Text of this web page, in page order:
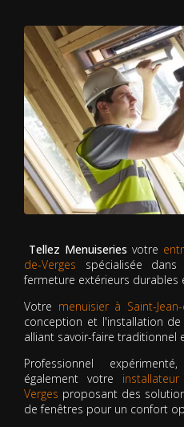
Tellez Menuiseries votre
de-Verges spécialisée
fermeture extérieurs durables
Votre menuisier à Saint-
conception et l'installation
alliant savoir-faire traditionnel
Professionnel
également votre
Verges proposant des
de fenêtres pour un confort